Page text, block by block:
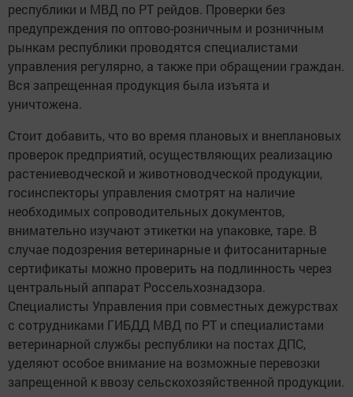
республики и МВД по РТ рейдов. Проверки без
предупреждения по оптово-розничным и розничным
рынкам республики проводятся специалистами
управления регулярно, а также при обращении граждан.
Вся запрещенная продукция была изъята и
уничтожена.
Стоит добавить, что во время плановых и внеплановых
проверок предприятий, осуществляющих реализацию
растениеводческой и животноводческой продукции,
госинспекторы управления смотрят на наличие
необходимых сопроводительных документов,
внимательно изучают этикетки на упаковке, таре. В
случае подозрения ветеринарные и фитосанитарные
сертификаты можно проверить на подлинность через
центральный аппарат Россельхознадзора.
Специалисты Управления при совместных дежурствах
с сотрудниками ГИБДД МВД по РТ и специалистами
ветеринарной службы республики на постах ДПС,
уделяют особое внимание на возможные перевозки
запрещенной к ввозу сельскохозяйственной продукции.